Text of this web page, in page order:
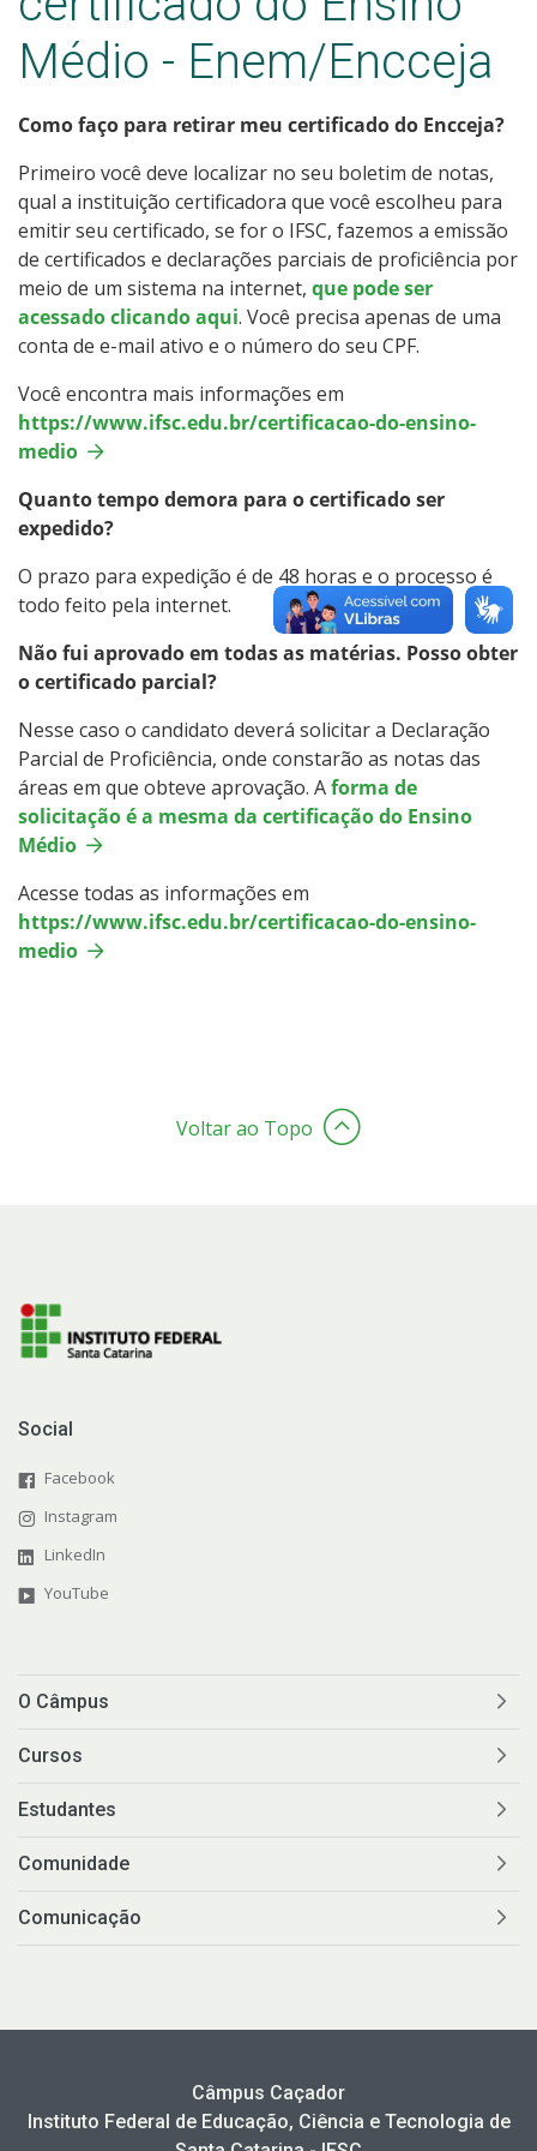
Certificação do Ensino Médio
Quero trabalhar no IFSC
Quero ser fornecedor do IFSC
Fale com o IFSC
Médio - Enem/Encceja
Como faço para retirar meu certificado do Encceja?
Primeiro você deve localizar no seu boletim de notas,
qual a instituição certificadora que você escolheu para
emitir seu certificado, se for o IFSC, fazemos a emissão
de certificados e declarações parciais de proficiência por
meio de um sistema na internet, que pode ser
acessado clicando aqui. Você precisa apenas de uma
conta de e-mail ativo e o número do seu CPF.
Você encontra mais informações em
https://www.ifsc.edu.br/certificacao-do-ensino-
medio
Quanto tempo demora para o certificado ser
expedido?
O prazo para expedição é de 48 horas e o processo é
todo feito pela internet.
Não fui aprovado em todas as matérias. Posso obter
o certificado parcial?
Nesse caso o candidato deverá solicitar a Declaração
Parcial de Proficiência, onde constarão as notas das
áreas em que obteve aprovação. Aforma de
solicitação é a mesma da certificação do Ensino
Médio
Acesse todas as informações em
https://www.ifsc.edu.br/certificacao-do-ensino-
medio
Voltar ao Topo
Social
Facebook
Instagram
LinkedIn
YouTube
O Câmpus
Cursos
Estudantes
Comunidade
Comunicação
Câmpus Caçador
Instituto Federal de Educação, Ciência e Tecnologia de